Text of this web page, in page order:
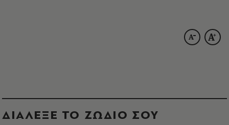
ΔΙΑΛΕΞΕ ΤΟ ΖΩΔΙΟ ΣΟΥ